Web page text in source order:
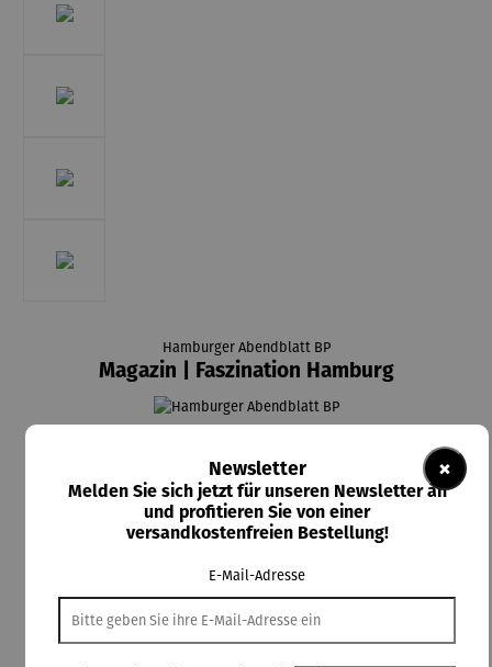
Hamburger Abendblatt BP
Magazin | Faszination Hamburg
Preise inkl. MwSt. zzgl. Versandkosten
Lieferzeit: Sofort verfügbar
In den Warenkorb
×
Newsletter
Melden Sie sich jetzt für unseren Newsletter an
und profitieren Sie von einer
versandkostenfreien Bestellung!
E-Mail-Adresse